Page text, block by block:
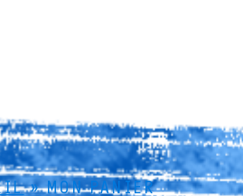
»MON PANIER